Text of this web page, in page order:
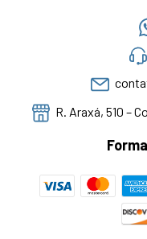
R. Araxá, 510 –